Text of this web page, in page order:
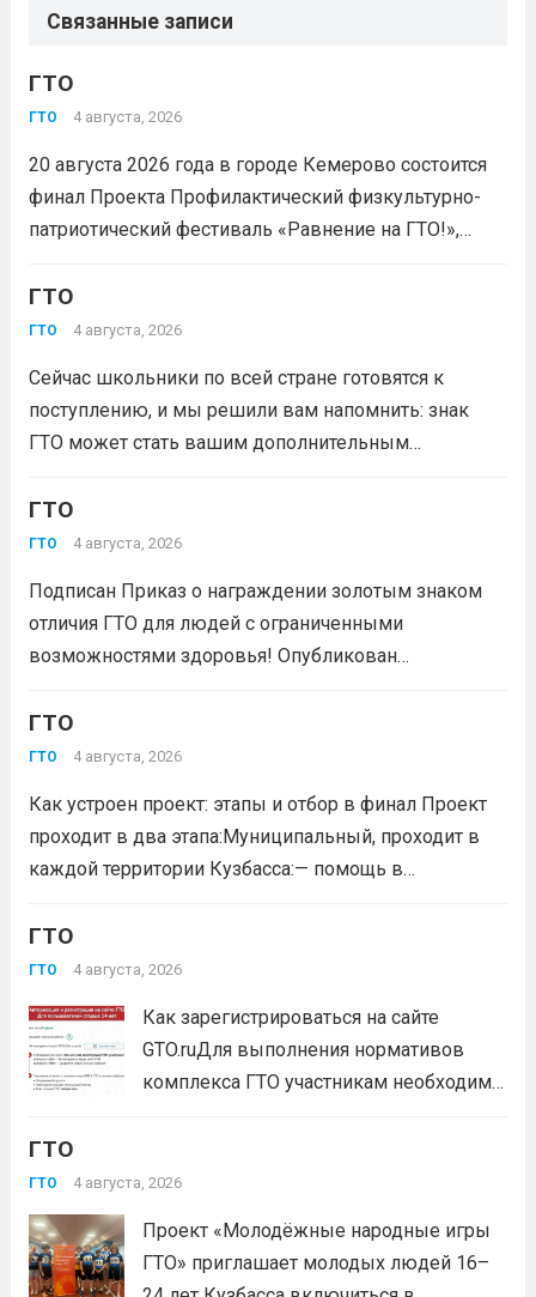
Связанные записи
ГТО
ГТО 4 августа, 2026
20 августа 2026 года в городе Кемерово состоится
финал Проекта Профилактический физкультурно-
патриотический фестиваль «Равнение на ГТО!»,
Первых-2026».В мероприятии примут участие
победители муниципального этапа проектной
Кузбасса.Состав команды 6 человек, 3 участника
из...Читать дальше
ГТО
ГТО 4 августа, 2026
Сейчас школьники по всей стране готовятся к
поступлению, и мы решили вам напомнить: знак
ГТО может стать вашим дополнительным
Многие университеты начисляют абитуриентам
баллы за индивидуальные достижения — и знак
ГТО
ГТО 4 августа, 2026
Подписан Приказ о награждении золотым знаком
отличия ГТО для людей с ограниченными
возможностями здоровья! Опубликован
Российской Федерации № 229 НГ от 22 июля 2026
года. Документ утверждает список граждан,
Всероссийского физкультурно-спортивного
комплекса...Читать дальше
ГТО
ГТО 4 августа, 2026
Как устроен проект: этапы и отбор в финал Проект
проходит в два этапа:Муниципальный, проходит в
каждой территории Кузбасса:— помощь в
класс по правильной технике выполнения
нормативов комплекса ГТО;— тренировочные
Читать дальше
ГТО
ГТО 4 августа, 2026
Как зарегистрироваться на сайте
GTO.ruДля выполнения нормативов
комплекса ГТО участникам необходимо
выбери своё муниципальное
приходи на площадку. Возьми
документ, удостоверяющий личность,
ГТО
ГТО 4 августа, 2026
Проект «Молодёжные народные игры
ГТО» приглашает молодых людей 16–